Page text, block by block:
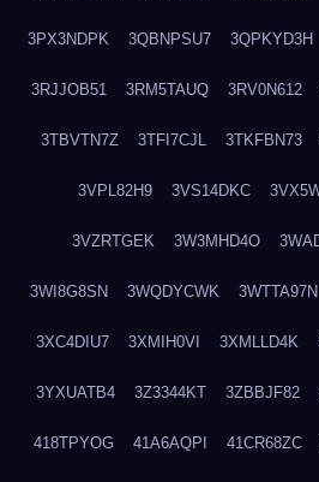
3PX3NDPK 3QBNPSU7 3QPKYD3H
3RJJOB51 3RM5TAUQ 3RV0N612
3TBVTN7Z 3TFI7CJL 3TKFBN73
3VPL82H9 3VS14DKC
3VZRTGEK 3W3MHD4O
3WI8G8SN 3WQDYCWK 3WTTA97N
3XC4DIU7 3XMIH0VI 3XMLLD4K
3YXUATB4 3Z3344KT 3ZBBJF82
418TPYOG 41A6AQPI 41CR68ZC